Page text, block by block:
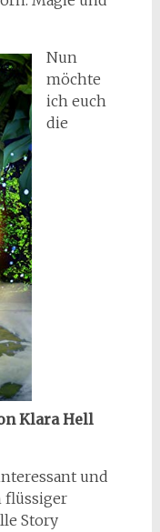
Nun
möchte
ich euch
die
Klara Hell
und
flüssiger
Story